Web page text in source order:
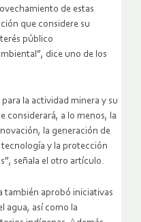
de estas
que considere su
público
dice uno de los
la actividad minera y su
considerará, a lo menos, la
la generación de
y la protección
señala el otro artículo.
también aprobó iniciativas
agua, así como la